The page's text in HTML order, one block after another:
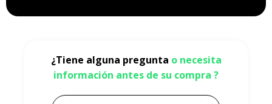
¿Tiene alguna pregunta o necesita
información antes de su compra ?